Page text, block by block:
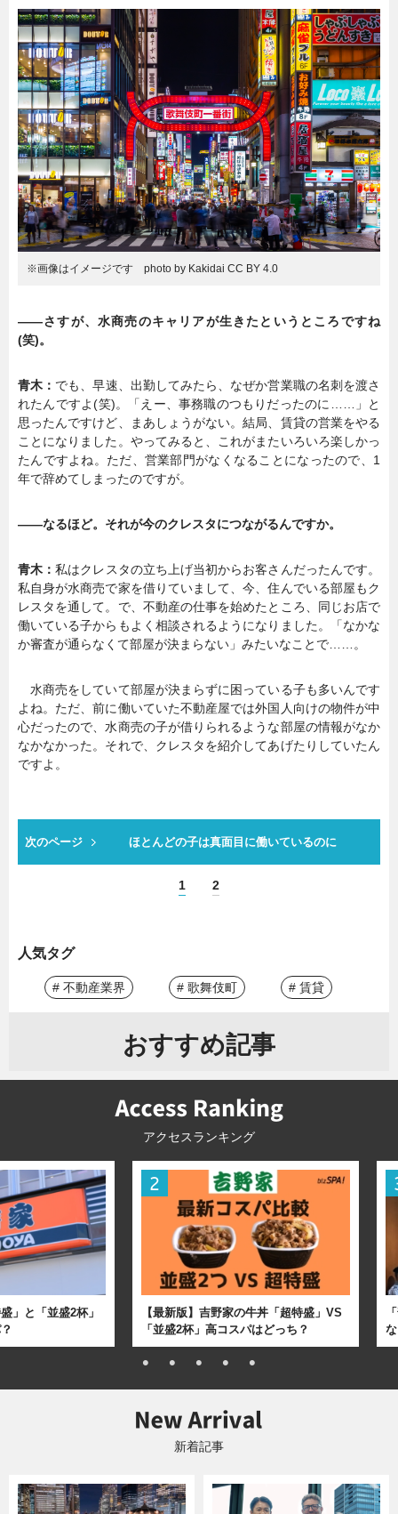
※画像はイメージです photo by Kakidai CC BY 4.0
――さすが、水商売のキャリアが生きたというところですね
(笑)。
青木： でも、早速、出勤してみたら、なぜか営業職の名刺を渡さ
れたんですよ(笑)。「えー、事務職のつもりだったのに……」と
思ったんですけど、まあしょうがない。結局、賃貸の営業をやる
ことになりました。やってみると、これがまたいろいろ楽しかっ
たんですよね。ただ、営業部門がなくなることになったので、1
年で辞めてしまったのですが。
――なるほど。それが今のクレスタにつながるんですか。
青木：私はクレスタの立ち上げ当初からお客さんだったんです。
私自身が水商売で家を借りていまして、今、住んでいる部屋もク
レスタを通して。で、不動産の仕事を始めたところ、同じお店で
働いている子からもよく相談されるようになりました。「なかな
か審査が通らなくて部屋が決まらない」みたいなことで……。
水商売をしていて部屋が決まらずに困っている子も多いんです
よね。ただ、前に働いていた不動産屋では外国人向けの物件が中
心だったので、水商売の子が借りられるような部屋の情報がなか
なかなかった。それで、クレスタを紹介してあげたりしていたん
ですよ。
次のページ ほとんどの子は真面目に働いているのに
1 2
人気タグ
# 不動産業界 # 歌舞伎町 # 賃貸
おすすめ記事
アクセスランキング
」と「並盛2杯」
【最新版】吉野家の牛丼「超特盛」VS
「並盛2杯」高コスパはどっち？
新着記事